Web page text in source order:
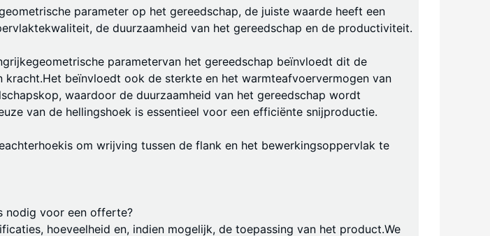
parameter op het gereedschap, de juiste waarde heeft een
de duurzaamheid van het gereedschap en de productiviteit.
geometrische parametervan het gereedschap beïnvloedt dit de
kracht.Het beïnvloedt ook de sterkte en het warmteafvoervermogen van
waardoor de duurzaamheid van het gereedschap wordt
van de hellingshoek is essentieel voor een efficiënte snijproductie.
achterhoekis om wrijving tussen de flank en het bewerkingsoppervlak te
nodig voor een offerte?
, hoeveelheid en, indien mogelijk, de toepassing van het product.We